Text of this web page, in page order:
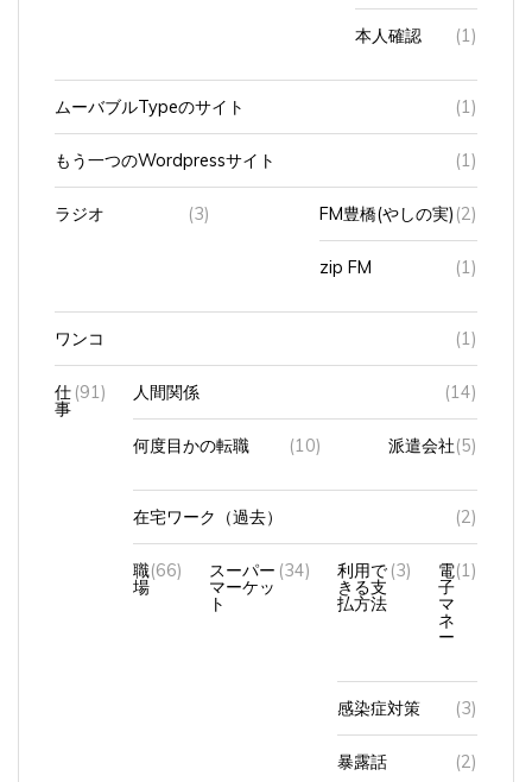
本人確認 (1)
ムーバブルTypeのサイト (1)
もう一つのWordpressサイト (1)
ラジオ (3) FM豊橋(やしの実) (2)
zip FM (1)
ワンコ (1)
仕
事
(91) 人間関係 (14)
何度目かの転職 (10) 派遣会社(5)
在宅ワーク（過去） (2)
職
場
(66) スーパー
マーケッ
ト
(34) 利用で
きる支
払方法
(3) 電
子
マ
ネ
ー
(1)
感染症対策 (3)
暴露話 (2)